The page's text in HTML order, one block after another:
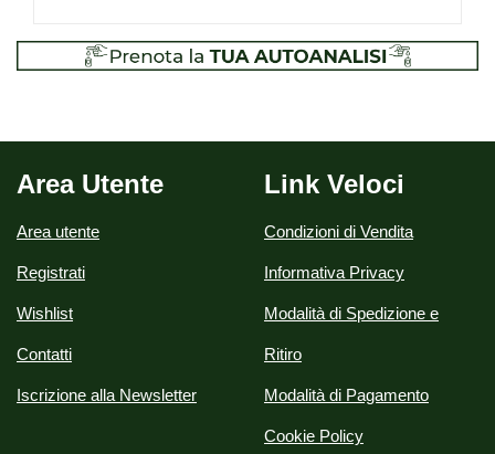
Area Utente
Area utente
Registrati
Wishlist
Contatti
Iscrizione alla Newsletter
Link Veloci
Condizioni di Vendita
Informativa Privacy
Modalità di Spedizione e
Ritiro
Modalità di Pagamento
Cookie Policy